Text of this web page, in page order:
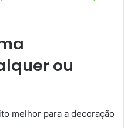
ou
melhor para a decoração